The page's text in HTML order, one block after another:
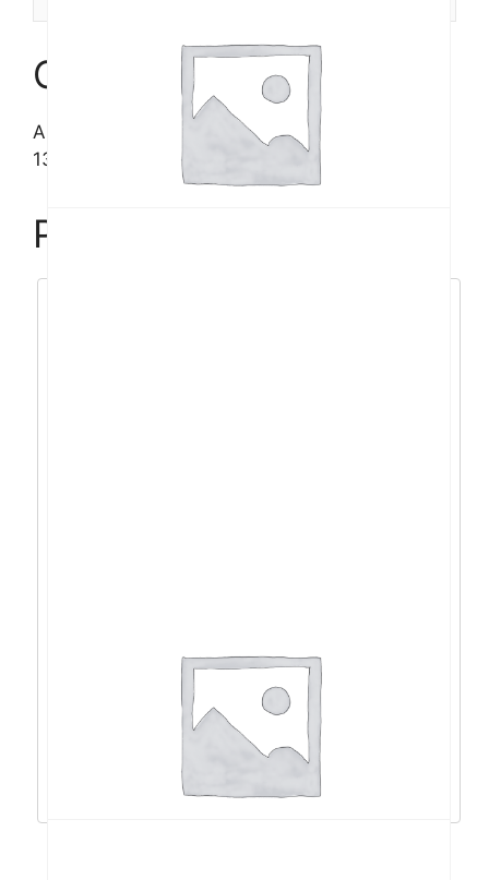
Opis
ASUS B5604 i5-
1340P/16GB/1TB/16″WUXGA/noOS
Povezani proizvodi
Acer Swift GO U7-
155U/16GB/1TB/16″OLED/W11 –
NX.KWNEX.001
1.594,13 € 1.434,71€
Dodaj u košaricu